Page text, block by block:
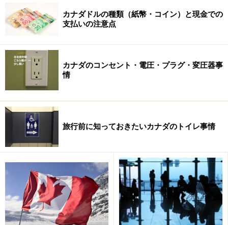
ト・ジャスパーパークロッジの記事をご参照ください。
※記事内容は執筆時点のものです。最新の内容をご確認くださ
※海外を訪れる際には最新情報の入手に努め、「
ホームページ
」を確認するなど、安全確保に十分注意を払ってく
ださい。
1/2 次のページへ
カナダドルの種類（紙幣・コイン）と現金での
支払いの注意点
カナダのコンセント・電圧・プラグ・変圧器事
情
旅行前に知っておきたいカナダのトイレ事情